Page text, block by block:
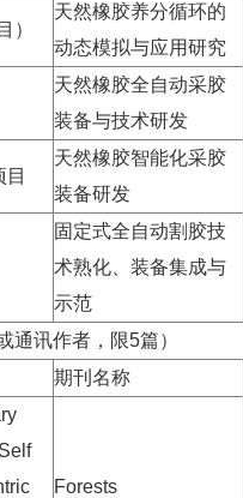
）
天然橡胶养分循环的
动态模拟与应用研究
天然橡胶全自动采胶
装备与技术研发
目
天然橡胶智能化采胶
装备研发
固定式全自动割胶技
术熟化、装备集成与
示范
通讯作者，限5篇）
期刊名称
Forests